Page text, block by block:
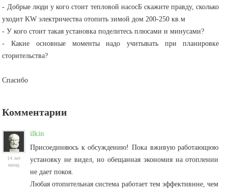
- Добрые люди у кого стоит тепловой насосБ скажите правду, сколько
уходит KW электричества отопить зимой дом 200-250 кв.м
- У кого стоит такая установка поделитесь плюсами и минусами?
- Какие основные моменты надо учитывать при планировке
сторительства?
Спасибо
Комментарии
14 лет
назад
ilkin
Присоединяюсь к обсуждению! Пока вживую работающюю
установку не видел, но обещанная экономия на отоплении
не дает покоя.
Любая отопительная система работает тем эффективнне, чем